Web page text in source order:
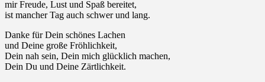
mir Freude, Lust und Spaß bereitet,
ist mancher Tag auch schwer und lang.
Danke für Dein schönes Lachen
und Deine große Fröhlichkeit,
Dein nah sein, Dein mich glücklich machen,
Dein Du und Deine Zärtlichkeit.